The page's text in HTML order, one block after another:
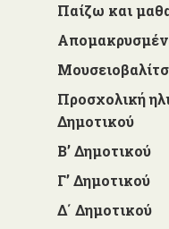
Παίζω και
Προσχολική
Δημοτικού
Β’ Δημοτικού
Γ’ Δημοτικού
Δ΄ Δημοτικού